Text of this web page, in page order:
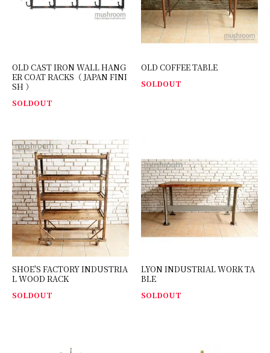
OLD CAST IRON WALL HANG
ER COAT RACKS（ JAPAN FINI
SH ）
SOLDOUT
OLD COFFEE TABLE
SOLDOUT
SHOE'S FACTORY INDUSTRIA
L WOOD RACK
SOLDOUT
LYON INDUSTRIAL WORK TA
BLE
SOLDOUT